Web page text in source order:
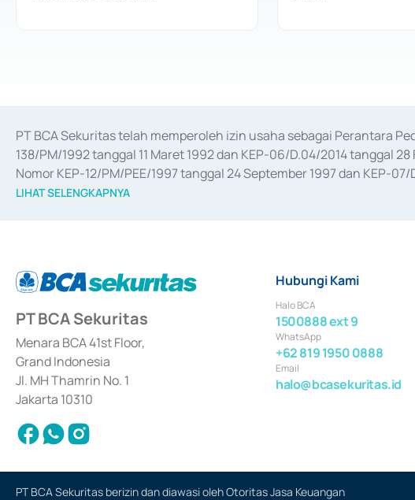
PT BCA Sekuritas telah memperoleh izin usaha sebagai Perantara
138/PM/1992 tanggal 11 Maret 1992 dan KEP-06/D.04/2014 tanggal
Nomor KEP-12/PM/PEE/1997 tanggal 24 September 1997 dan KEP-
merger, akuisisi, divestasi, dan
LIHAT SELENGKAPNYA
PT BCA Sekuritas
Menara BCA 41st Floor,
Grand Indonesia
Jl. MH Thamrin No. 1
Jakarta 10310
Hubungi Kami
Halo BCA
1500888 ext 9
WhatsApp
+62 819 1950 0888
Email
halo@bcasekuritas.id
PT BCA Sekuritas berizin dan diawasi oleh Otoritas Jasa Keuangan